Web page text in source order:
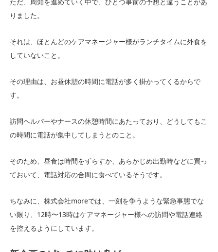
りました。
それは、ほとんどのケアマネージャー様がランチタイムに外食を
していないこと。
その理由は、お昼休憩の時間に電話が多く掛かってくるからで
す。
訪問ヘルパーやナースの休憩時間にあたっており、どうしてもこ
の時間に電話が集中してしまうとのこと。
そのため、昼食は時間をずらすか、あらかじめ出勤時などに買っ
ておいて、電話対応の合間に食べているそうです。
ちなみに、株式会社moreでは、一刻を争うような緊急事態でな
い限り、12時〜13時はケアマネージャー様への訪問や電話連絡
を控えるようにしています。